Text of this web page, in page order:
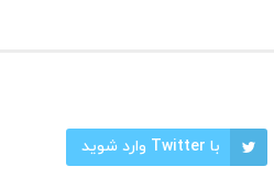
با Twitter وارد شوید